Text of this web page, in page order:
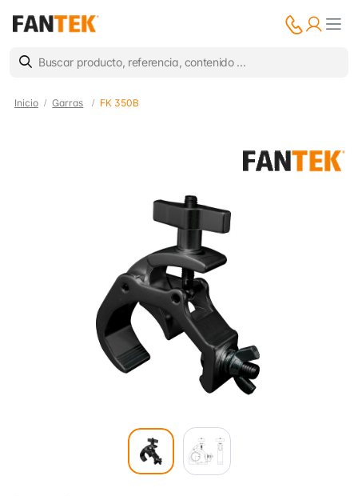
Inicio Garras FK 350B